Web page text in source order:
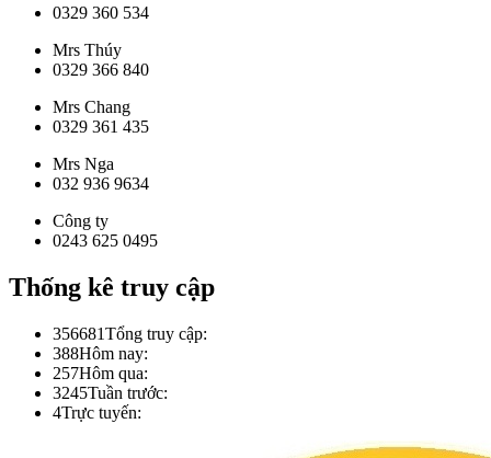
0329 360 534
Mrs Thúy
0329 366 840
Mrs Chang
0329 361 435
Mrs Nga
032 936 9634
Công ty
0243 625 0495
Thống kê truy cập
356681Tổng truy cập:
388Hôm nay:
257Hôm qua:
3245Tuần trước:
4Trực tuyến: